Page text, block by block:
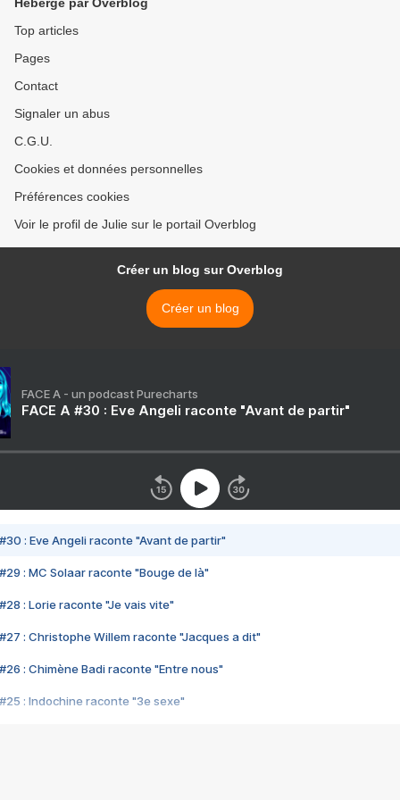
Top articles
Pages
Contact
Signaler un abus
C.G.U.
Cookies et données personnelles
Préférences cookies
Voir le profil de Julie sur le portail Overblog
Créer un blog sur Overblog
Créer un blog
FACE A - un podcast Purecharts
FACE A #30 : Eve Angeli raconte "Avant de partir"
#30 : Eve Angeli raconte "Avant de partir"
#29 : MC Solaar raconte "Bouge de là"
#28 : Lorie raconte "Je vais vite"
#27 : Christophe Willem raconte "Jacques a dit"
#26 : Chimène Badi raconte "Entre nous"
#25 : Indochine raconte "3e sexe"